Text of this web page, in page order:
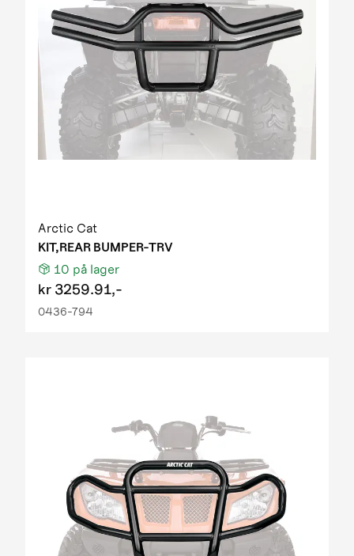
Arctic Cat
KIT,REAR BUMPER-TRV
10 på lager
kr 3259.91,-
0436-794